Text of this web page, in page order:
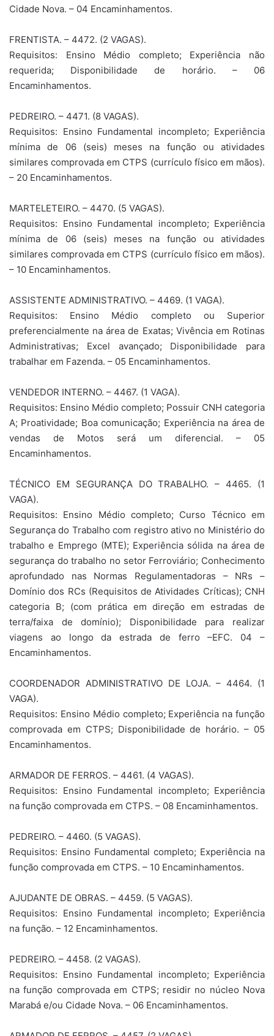
Cidade Nova. – 04 Encaminhamentos.
FRENTISTA. – 4472. (2 VAGAS).
Requisitos: Ensino Médio completo; Experiência não
requerida; Disponibilidade de horário. – 06
Encaminhamentos.
PEDREIRO. – 4471. (8 VAGAS).
Requisitos: Ensino Fundamental incompleto; Experiência
mínima de 06 (seis) meses na função ou atividades
similares comprovada em CTPS (currículo físico em mãos).
– 20 Encaminhamentos.
MARTELETEIRO. – 4470. (5 VAGAS).
Requisitos: Ensino Fundamental incompleto; Experiência
mínima de 06 (seis) meses na função ou atividades
similares comprovada em CTPS (currículo físico em mãos).
– 10 Encaminhamentos.
ASSISTENTE ADMINISTRATIVO. – 4469. (1 VAGA).
Requisitos: Ensino Médio completo ou Superior
preferencialmente na área de Exatas; Vivência em Rotinas
Administrativas; Excel avançado; Disponibilidade para
trabalhar em Fazenda. – 05 Encaminhamentos.
VENDEDOR INTERNO. – 4467. (1 VAGA).
Requisitos: Ensino Médio completo; Possuir CNH categoria
A; Proatividade; Boa comunicação; Experiência na área de
vendas de Motos será um diferencial. – 05
Encaminhamentos.
TÉCNICO EM SEGURANÇA DO TRABALHO. – 4465. (1
VAGA).
Requisitos: Ensino Médio completo; Curso Técnico em
Segurança do Trabalho com registro ativo no Ministério do
trabalho e Emprego (MTE); Experiência sólida na área de
segurança do trabalho no setor Ferroviário; Conhecimento
aprofundado nas Normas Regulamentadoras – NRs –
Domínio dos RCs (Requisitos de Atividades Críticas); CNH
categoria B; (com prática em direção em estradas de
terra/faixa de domínio); Disponibilidade para realizar
viagens ao longo da estrada de ferro –EFC. 04 –
Encaminhamentos.
COORDENADOR ADMINISTRATIVO DE LOJA. – 4464. (1
VAGA).
Requisitos: Ensino Médio completo; Experiência na função
comprovada em CTPS; Disponibilidade de horário. – 05
Encaminhamentos.
ARMADOR DE FERROS. – 4461. (4 VAGAS).
Requisitos: Ensino Fundamental incompleto; Experiência
na função comprovada em CTPS. – 08 Encaminhamentos.
PEDREIRO. – 4460. (5 VAGAS).
Requisitos: Ensino Fundamental completo; Experiência na
função comprovada em CTPS. – 10 Encaminhamentos.
AJUDANTE DE OBRAS. – 4459. (5 VAGAS).
Requisitos: Ensino Fundamental incompleto; Experiência
na função. – 12 Encaminhamentos.
PEDREIRO. – 4458. (2 VAGAS).
Requisitos: Ensino Fundamental incompleto; Experiência
na função comprovada em CTPS; residir no núcleo Nova
Marabá e/ou Cidade Nova. – 06 Encaminhamentos.